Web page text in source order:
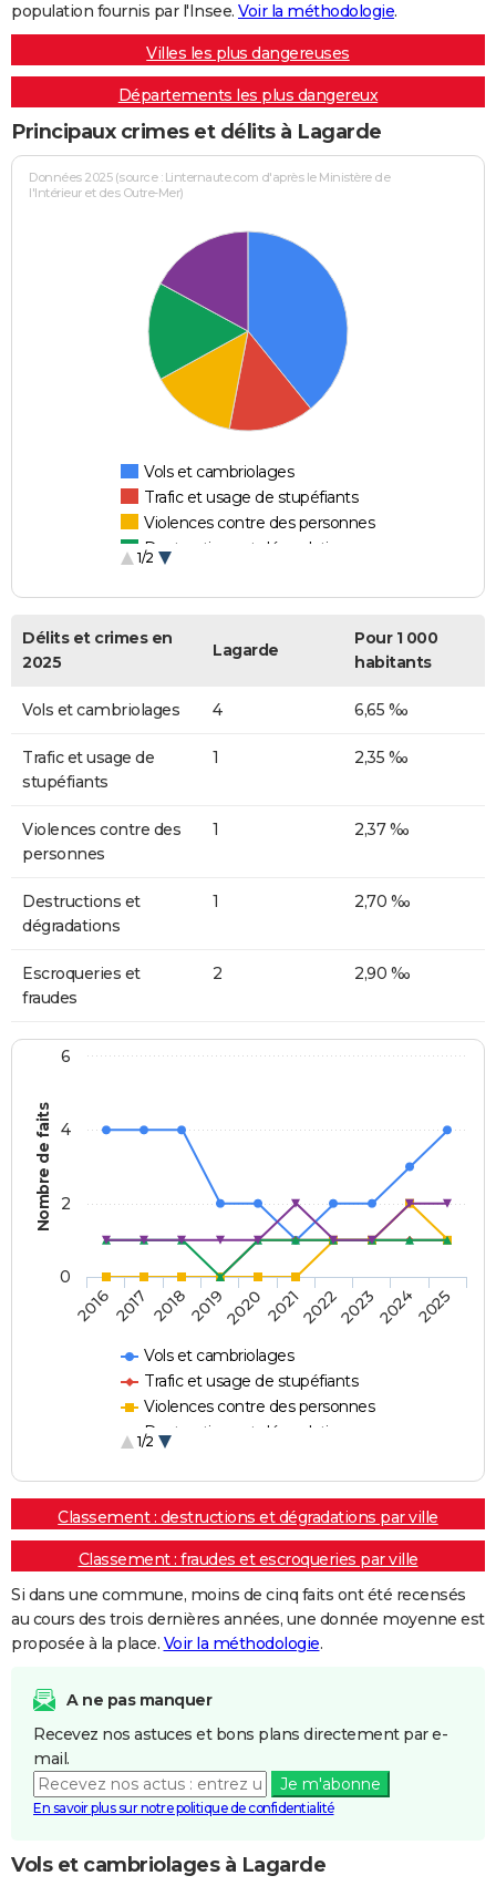
population fournis par l'Insee. Voir la méthodologie.
Villes les plus dangereuses
Départements les plus dangereux
Principaux crimes et délits à Lagarde
Données 2025 (source : Linternaute.com d'après le Ministère de
l'Intérieur et des Outre-Mer)
Vols et cambriolages
Trafic et usage de stupéfiants
Violences contre des personnes
Destructions et dégradations
1/2
Délits et crimes en
2025
Lagarde
Pour 1 000
habitants
Vols et cambriolages 4 6,65 ‰
Trafic et usage de
stupéfiants
1 2,35 ‰
Violences contre des
personnes
1 2,37 ‰
Destructions et
dégradations
1 2,70 ‰
Escroqueries et
fraudes
2 2,90 ‰
Nombre de faits
Vols et cambriolages
Trafic et usage de stupéfiants
Violences contre des personnes
Destructions et dégradations
1/2
20162017 20182019202020212022202320242025
0
2
4
6
Classement : destructions et dégradations par ville
Classement : fraudes et escroqueries par ville
Si dans une commune, moins de cinq faits ont été recensés
au cours des trois dernières années, une donnée moyenne est
proposée à la place. Voir la méthodologie.
A ne pas manquer
Recevez nos astuces et bons plans directement par e-
mail.
Je m'abonne
En savoir plus sur notre politique de confidentialité
Vols et cambriolages à Lagarde